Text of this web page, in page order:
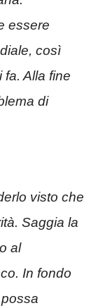
essere
così
fa. Alla fine
di
visto che
Saggia la
al
In fondo